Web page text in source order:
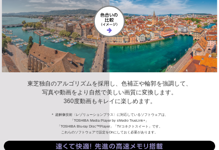
東芝独自のアルゴリズムを採用し、色補正や輪郭を強調して、
写真や動画をより自然で美しい画質に変換します。
360度動画もキレイに楽しめます。
＊ 超解像技術〈レゾリューションプラス〉に対応しているソフトウェアは、
「TOSHIBA Media Player by sMedio TrueLink+」
「TOSHIBA Blu-ray Disc™Player」「TVコネクトスイート」です。
これらのソフトウェアで設定をOnにしておく必要があります。